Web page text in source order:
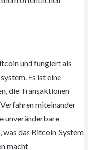
und fungiert als
Es ist eine
die Transaktionen
miteinander
unveränderbare
was das Bitcoin-System
macht.